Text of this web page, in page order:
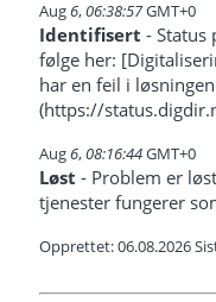
Aug6,06:38:57GMT+0
Identifisert - Status
følge her:
har en feil i
(https://
Aug6,08:16:44GMT+0
Løst - Problem er
tjenester fungerer
Opprettet: 06.08.2026